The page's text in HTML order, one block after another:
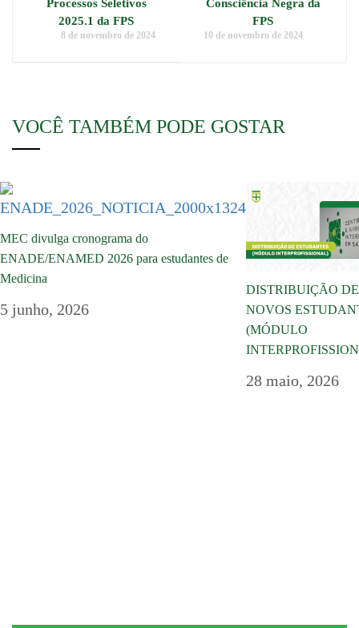
Processos Seletivos
2025.1 da FPS
8 de novembro de 2024
Consciência Negra da
FPS
10 de novembro de 2024
VOCÊ TAMBÉM PODE GOSTAR
MEC divulga cronograma do
ENADE/ENAMED 2026 para estudantes de
Medicina
5 junho, 2026
DISTRIBUIÇÃO DE
NOVOS
(MÓDULO
28 maio, 2026